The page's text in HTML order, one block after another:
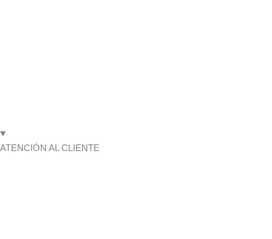
ATENCIÓN AL CLIENTE